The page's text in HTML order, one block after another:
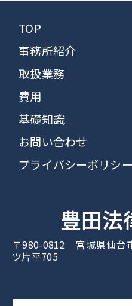
TOP
事務所紹介
取扱業務
費用
基礎知識
お問い合わせ
プライバシーポリシー
豊田法
〒980-0812 宮城県仙台
ツ片平705